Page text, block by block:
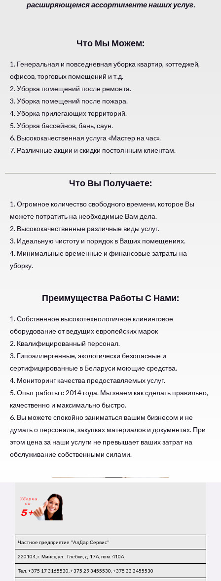
расширяющемся ассортименте наших услуг.
Что Мы Можем:
1. Генеральная и повседневная уборка квартир, коттеджей,
офисов, торговых помещений и т.д.
2. Уборка помещений после ремонта.
3. Уборка помещений после пожара.
4. Уборка прилегающих территорий.
5. Уборка бассейнов, бань, саун.
6. Высококачественная услуга «Мастер на час».
7. Различные акции и скидки постоянным клиентам.
Что Вы Получаете:
1. Огромное количество свободного времени, которое Вы
можете потратить на необходимые Вам дела.
2. Высококачественные различные виды услуг.
3. Идеальную чистоту и порядок в Ваших помещениях.
4. Минимальные временные и финансовые затраты на
уборку.
Преимущества Работы С Нами:
1. Собственное высокотехнологичное клининговое
оборудование от ведущих европейских марок
2. Квалифицированный персонал.
3. Гипоаллергенные, экологически безопасные и
сертифицированные в Беларуси моющие средства.
4. Мониторинг качества предоставляемых услуг.
5. Опыт работы с 2014 года. Мы знаем как сделать правильно,
качественно и максимально быстро.
6. Вы можете спокойно заниматься вашим бизнесом и не
думать о персонале, закупках материалов и документах. При
этом цена за наши услуги не превышает ваших затрат на
обслуживание собственными силами.
Частное предприятие "АлДар Сервис"
220104, г. Минск, ул. . Глебки, д. 17А, пом. 410А
Тел. +375 17 3165530, +375 29 3455530, +375 33 3455530